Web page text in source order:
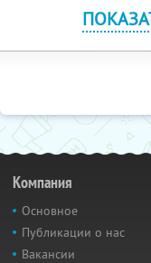
Компания
Основное
Публикации о нас
Вакансии